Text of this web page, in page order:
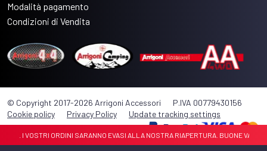
Modalità pagamento
Condizioni di Vendita
© Copyright 2017-2026 Arrigoni Accessori
P.IVA 00779430156
Cookie policy
Privacy Policy Update tracking settings
. I VOSTRI ORDINI SARANNO EVASI ALLA NOSTRA RIAPERTURA. BUONE